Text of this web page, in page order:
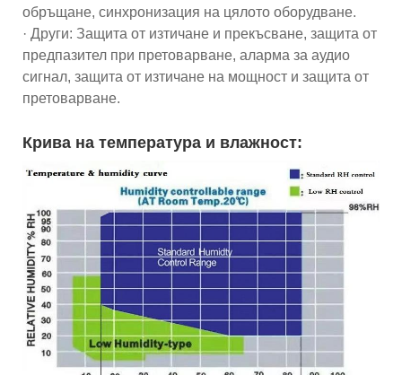
обръщане, синхронизация на цялото оборудване.
· Други: Защита от изтичане и прекъсване, защита от
предпазител при претоварване, аларма за аудио
сигнал, защита от изтичане на мощност и защита от
претоварване.
Крива на температура и влажност: